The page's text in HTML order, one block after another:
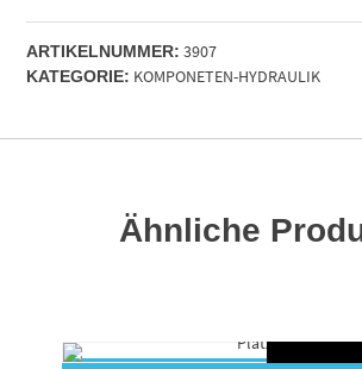
OE
Nr.
Menge
ARTIKELNUMMER: 3907
KATEGORIE: KOMPONETEN-HYDRAULIK
Ähnliche